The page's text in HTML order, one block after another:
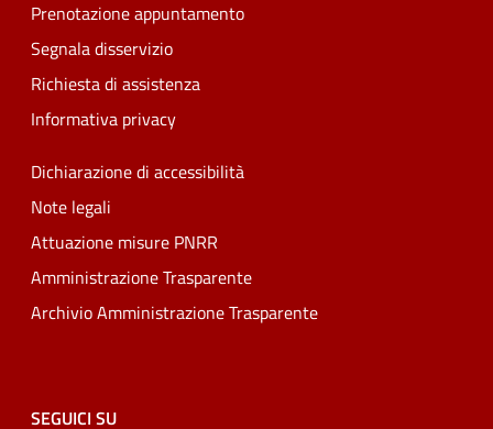
Prenotazione appuntamento
Segnala disservizio
Richiesta di assistenza
Informativa privacy
Dichiarazione di accessibilità
Note legali
Attuazione misure PNRR
Amministrazione Trasparente
Archivio Amministrazione Trasparente
SEGUICI SU